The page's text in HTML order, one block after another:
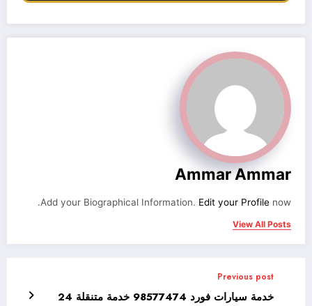
Ammar Ammar
Add your Biographical Information. Edit your Profile now.
View All Posts
Previous post
خدمة سيارات فورد 98577474 خدمة متنقلة 24